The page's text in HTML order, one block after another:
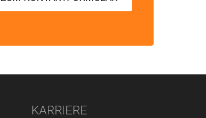
KARRIERE